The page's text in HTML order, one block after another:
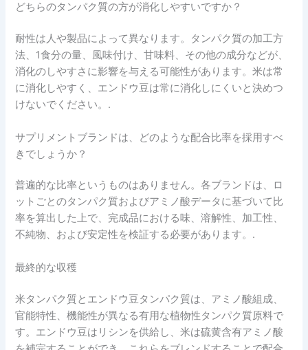
どちらのタンパク質の方が消化しやすいですか？
耐性は人や製品によって異なります。タンパク質の加工方
法、1食分の量、風味付け、甘味料、その他の成分などが、
消化のしやすさに影響を与える可能性があります。米は常
に消化しやすく、エンドウ豆は常に消化しにくいと決めつ
けないでください。.
サプリメントブランドは、どのような配合比率を採用すべ
きでしょうか？
普遍的な比率というものはありません。各ブランドは、ロ
ットごとのタンパク質およびアミノ酸データに基づいて比
率を算出した上で、完成品における味、溶解性、加工性、
不純物、および安定性を検証する必要があります。.
最終的な収穫
米タンパク質とエンドウ豆タンパク質は、アミノ酸組成、
官能特性、機能性が異なる有用な植物性タンパク質原料で
す。エンドウ豆はリシンを供給し、米は硫黄含有アミノ酸